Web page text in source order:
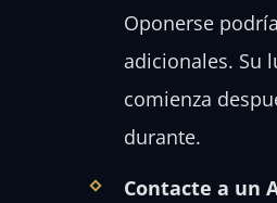
Oponerse
adicionales. Su
comienza
durante.
Contacte a un